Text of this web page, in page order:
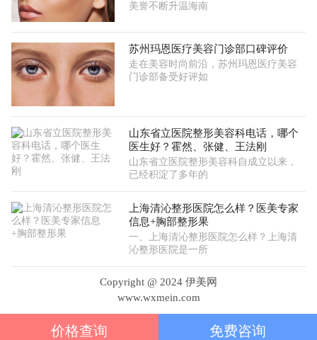
美誉不断升温海南
苏州玛恩医疗美容门诊部口碑评价
走在美容时尚前沿，苏州玛恩医疗美容
门诊部备受好评如
山东省立医院整形美容科电话，哪个
医生好？霍然、张健、王法刚
山东省立医院整形美容科自成立以来，
已经积淀了多年的
上海清沁整形医院怎么样？医美专家
信息+胸部整形果
一、上海清沁整形医院怎么样？上海清
沁整形医院是一所
Copyright @ 2024 伊美网
www.wxmein.com
价格查询 免费咨询